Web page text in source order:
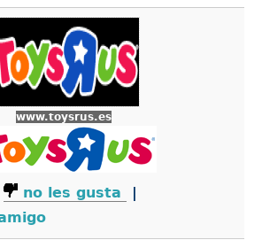
www.toysrus.es
no les gusta
|